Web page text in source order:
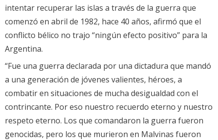
intentar recuperar las islas a través de la guerra que
comenzó en abril de 1982, hace 40 años, afirmó que el
conflicto bélico no trajo “ningún efecto positivo” para la
Argentina.
“Fue una guerra declarada por una dictadura que mandó
a una generación de jóvenes valientes, héroes, a
combatir en situaciones de mucha desigualdad con el
contrincante. Por eso nuestro recuerdo eterno y nuestro
respeto eterno. Los que comandaron la guerra fueron
genocidas, pero los que murieron en Malvinas fueron